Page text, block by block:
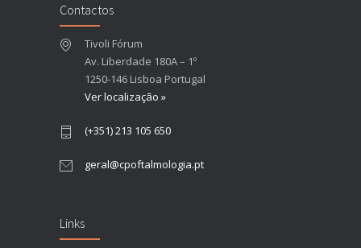
Contactos
Tivoli Fórum
Av. Liberdade 180A – 1º
1250-146 Lisboa Portugal
Ver localização »
(+351) 213 105 650
geral@cpoftalmologia.pt
Links